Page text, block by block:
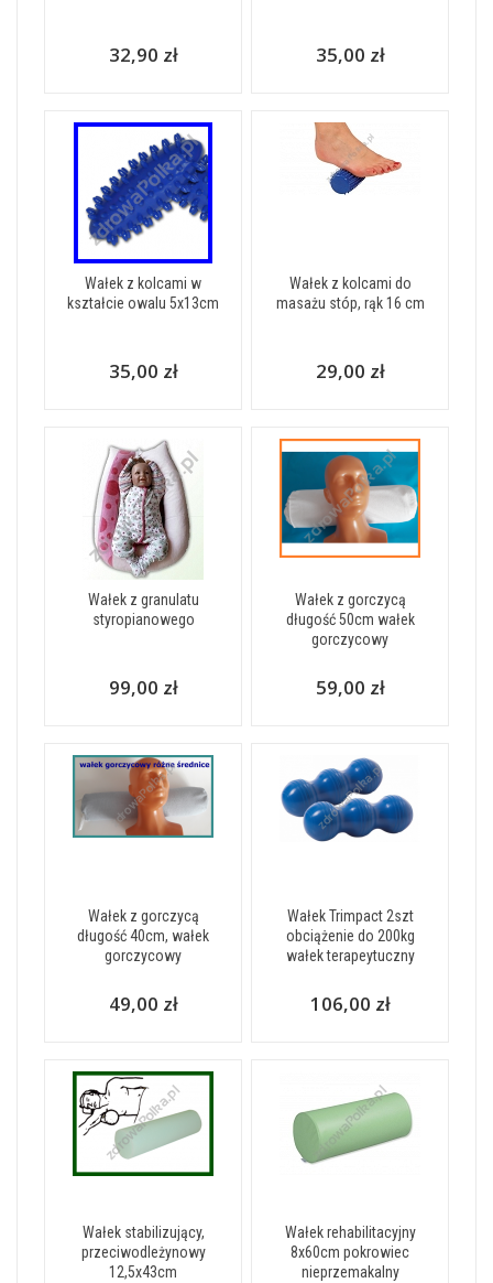
32,90 zł 35,00 zł
Wałek z kolcami w
kształcie owalu 5x13cm
35,00 zł
Wałek z kolcami do
masażu stóp, rąk 16 cm
29,00 zł
Wałek z granulatu
styropianowego
99,00 zł
Wałek z gorczycą
długość 50cm wałek
gorczycowy
59,00 zł
Wałek z gorczycą
długość 40cm, wałek
gorczycowy
49,00 zł
Wałek Trimpact 2szt
obciążenie do 200kg
wałek terapeytuczny
106,00 zł
Wałek stabilizujący,
przeciwodleżynowy
12,5x43cm
Wałek rehabilitacyjny
8x60cm pokrowiec
nieprzemakalny